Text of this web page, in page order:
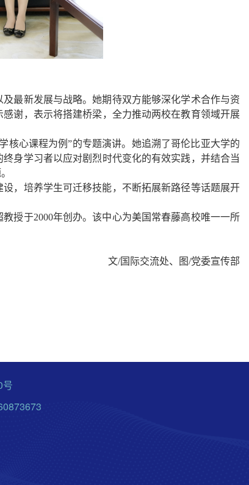
最新发展与战略。她期待双方能够深化学术合作与资
感谢，表示将搭建桥梁，全力推动两校在教育领域开展
核心课程为例”的专题演讲。她追溯了哥伦比亚大学的
身学习者以应对剧烈时代变化的有效实践，并结合当
，培养学生可迁移技能，不断拓展新路径等话题展开
教授于2000年创办。该中心为美国常春藤高校唯一一所
文/国际交流处、图/党委宣传部
号